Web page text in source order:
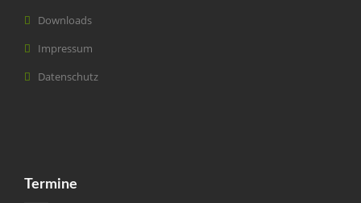
Downloads
Impressum
Datenschutz
Termine